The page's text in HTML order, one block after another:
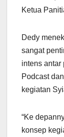
Ketua
Dedy
sangat
intens antar
Podcast
kegiatan
“Ke
konsep